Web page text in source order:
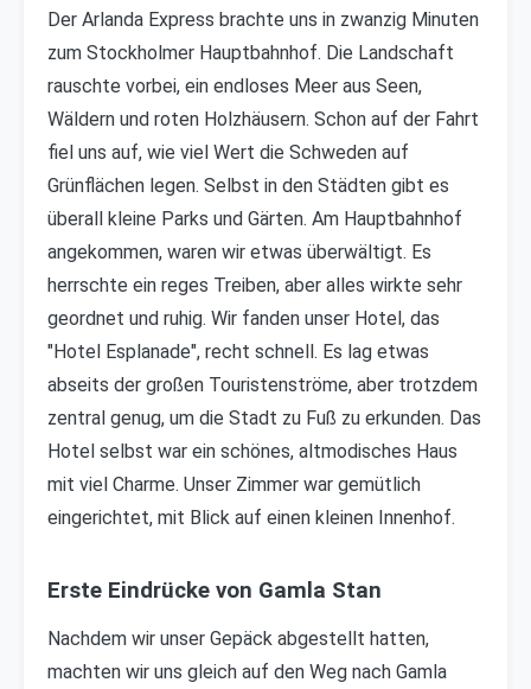
Der Arlanda Express brachte uns in zwanzig Minuten
zum Stockholmer Hauptbahnhof. Die Landschaft
rauschte vorbei, ein endloses Meer aus Seen,
Wäldern und roten Holzhäusern. Schon auf der Fahrt
fiel uns auf, wie viel Wert die Schweden auf
Grünflächen legen. Selbst in den Städten gibt es
überall kleine Parks und Gärten. Am Hauptbahnhof
angekommen, waren wir etwas überwältigt. Es
herrschte ein reges Treiben, aber alles wirkte sehr
geordnet und ruhig. Wir fanden unser Hotel, das
"Hotel Esplanade", recht schnell. Es lag etwas
abseits der großen Touristenströme, aber trotzdem
zentral genug, um die Stadt zu Fuß zu erkunden. Das
Hotel selbst war ein schönes, altmodisches Haus
mit viel Charme. Unser Zimmer war gemütlich
eingerichtet, mit Blick auf einen kleinen Innenhof.
Erste Eindrücke von Gamla Stan
Nachdem wir unser Gepäck abgestellt hatten,
machten wir uns gleich auf den Weg nach Gamla